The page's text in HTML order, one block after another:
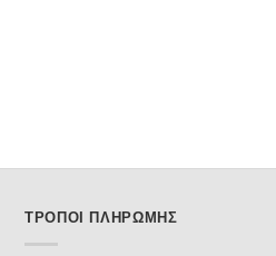
ΤΡΌΠΟΙ ΠΛΗΡΩΜΉΣ